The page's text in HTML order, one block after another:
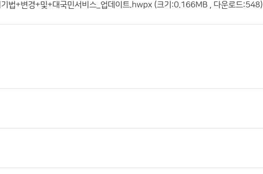
법+변경+및+대국민서비스_업데이트.hwpx (크기:0.166MB , 다운로드:548)